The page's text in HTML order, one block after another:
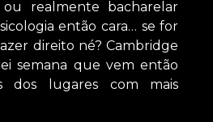
realmente bacharelar
então cara… se for
direito né? Cambridge
semana que vem então
dos lugares com mais